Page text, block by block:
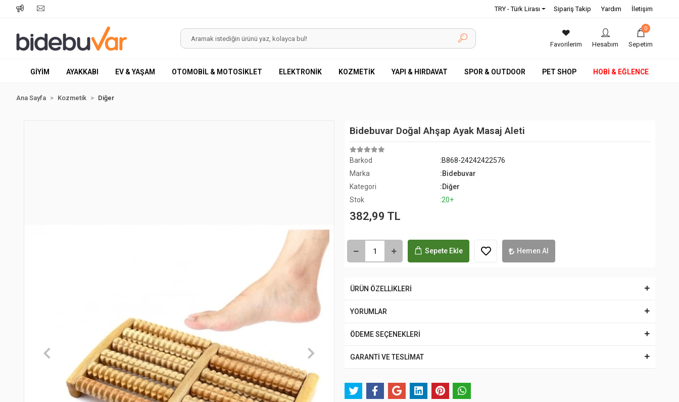
TRY - Türk Lirası Sipariş Takip Yardım İletişim
Favorilerim Hesabım
0
Sepetim
GİYİM AYAKKABI EV & YAŞAM OTOMOBİL & MOTOSİKLET ELEKTRONİK KOZMETİK YAPI & HIRDAVAT SPOR & OUTDOOR PET SHOP HOBİ & EĞLENCE
Ana Sayfa Kozmetik Diğer
Bidebuvar Doğal Ahşap Ayak Masaj Aleti
Barkod
:B868-24242422576
Marka
:Bidebuvar
Kategori
:Diğer
Stok
:20+
382,99 TL
Sepete Ekle Hemen Al
ÜRÜN ÖZELLİKLERİ
YORUMLAR
ÖDEME SEÇENEKLERİ
GARANTİ VE TESLİMAT